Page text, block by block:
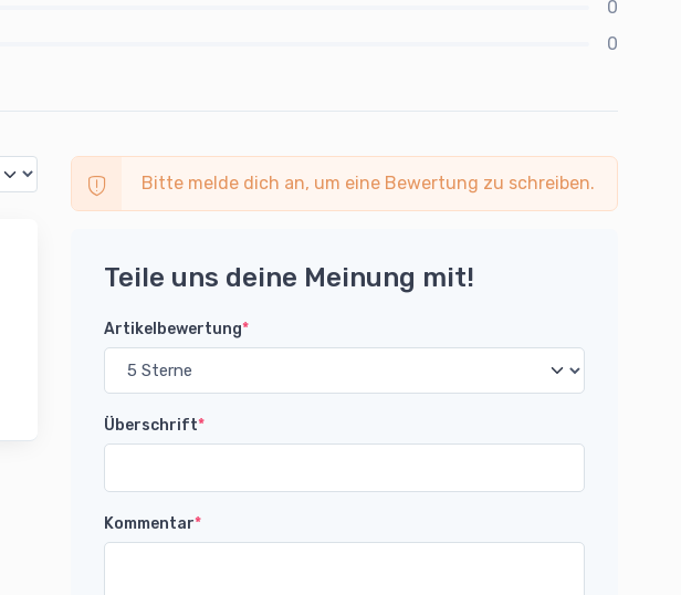
0
0
Bitte melde dich an, um eine Bewertung zu schreiben.
Teile uns deine Meinung mit!
Artikelbewertung*
Überschrift*
Kommentar*